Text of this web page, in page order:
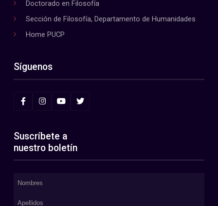
Doctorado en Filosofía
Sección de Filosofía, Departamento de Humanidades
Home PUCP
Síguenos
Suscríbete a
nuestro boletín